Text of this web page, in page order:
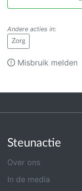
Andere acties in:
Zorg
Misbruik melden
Steunactie
Over ons
In de media